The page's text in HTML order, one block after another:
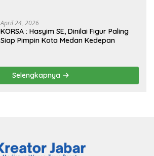
April 24, 2026
KORSA : Hasyim SE, Dinilai Figur Paling
Siap Pimpin Kota Medan Kedepan
Selengkapnya